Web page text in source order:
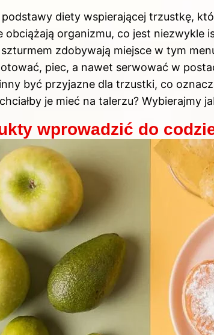
diety wspierającej trzustkę,
obciążają organizmu, co jest niezwykle
zdobywają miejsce w tym
piec, a nawet serwować w
być przyjazne dla trzustki, co
je mieć na talerzu? Wybierajmy
wprowadzić do